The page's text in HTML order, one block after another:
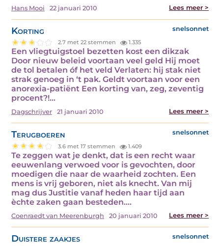
Hans Mooi 22 januari 2010 Lees meer >
Korting snelsonnet
2.7 met 22 stemmen 1.335
Een vliegtuigstoel bezetten kost een dikzak
Door nieuw beleid voortaan veel geld Hij moet
de tol betalen óf het veld Verlaten: hij stak niet
strak genoeg in ‘t pak. Geldt voortaan voor een
anorexia-patiënt Een korting van, zeg, zeventig
procent?!…
Dagschrijver 21 januari 2010 Lees meer >
Terugboeren snelsonnet
3.6 met 17 stemmen 1.409
Te zeggen wat je denkt, dat is een recht waar
eeuwenlang verwoed voor is gevochten, door
moedigen die naar de waarheid zochten. Een
mens is vrij geboren, niet als knecht. Van mij
mag dus Justitie vanaf heden haar tijd aan
èchte zaken gaan besteden.…
Coenraedt van Meerenburgh 20 januari 2010 Lees meer >
Duistere zaakjes snelsonnet